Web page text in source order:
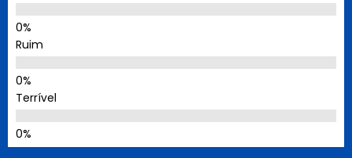
Ruim
Terrível